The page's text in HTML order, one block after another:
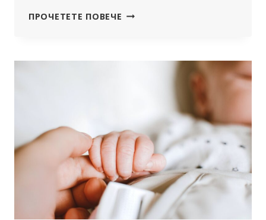
ПРОЧЕТЕТЕ ПОВЕЧЕ ГЛЕДАЙТЕ:
ПРИСЪЕДИНЯВАТ
КЪМ
УЕБИНАРА
НА
CHD
EUROPE
ЗА
ВАКСИНИТЕ
СРЕЩУ